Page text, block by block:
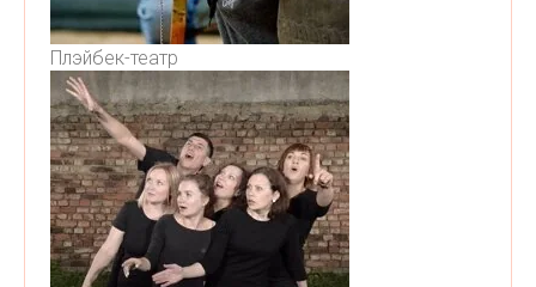
Плэйбек-театр